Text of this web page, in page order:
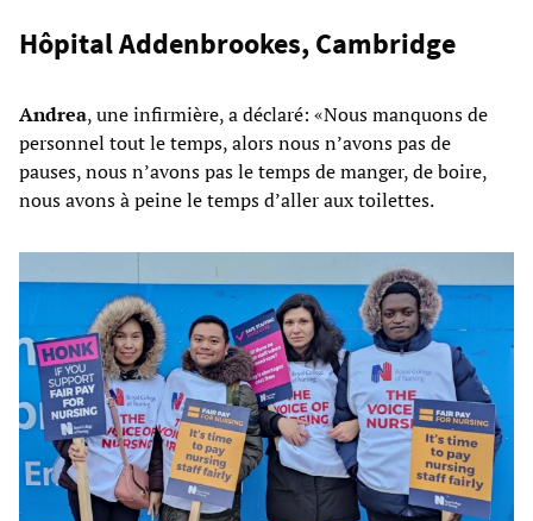
Hôpital Addenbrookes, Cambridge
Andrea, une infirmière, a déclaré: «Nous manquons de
personnel tout le temps, alors nous n’avons pas de
pauses, nous n’avons pas le temps de manger, de boire,
nous avons à peine le temps d’aller aux toilettes.